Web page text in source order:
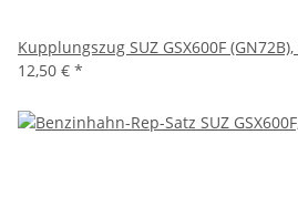
Kupplungszug SUZ GSX600F
12,50 € *